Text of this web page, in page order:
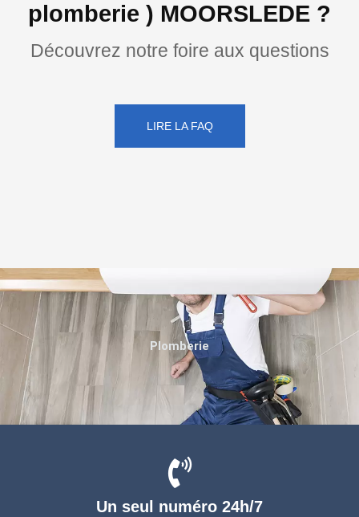
plomberie ) MOORSLEDE ?
Découvrez notre foire aux questions
LIRE LA FAQ
Un seul numéro 24h/7
Plomberie